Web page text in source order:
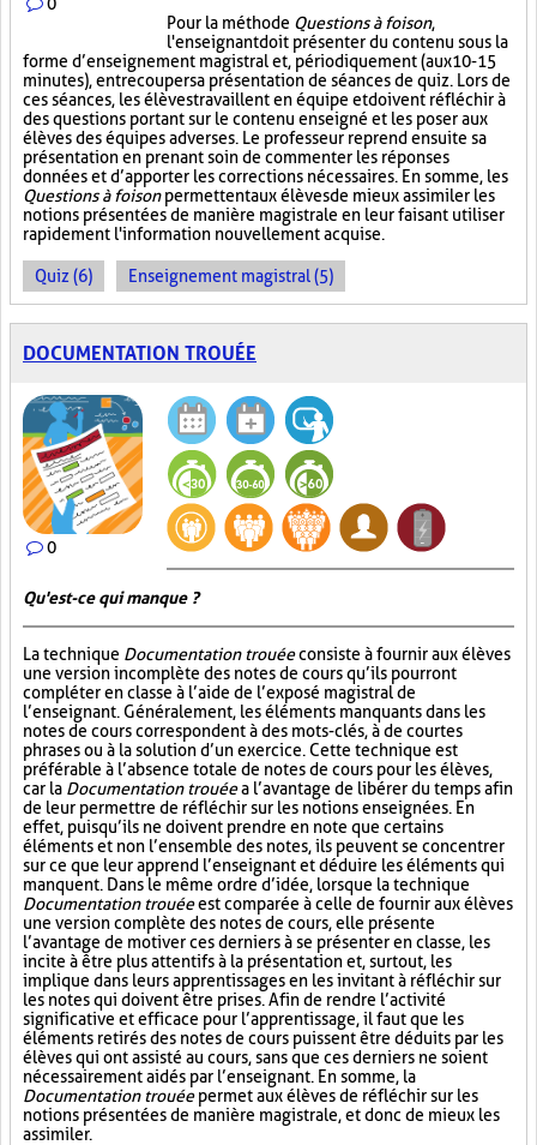
Pour la méthode Questions à foison,
l'enseignant doit présenter du contenu sous la
forme d’enseignement magistral et, périodiquement (aux 10-15
minutes), entrecouper sa présentation de séances de quiz. Lors de
ces séances, les élèves travaillent en équipe et doivent réfléchir à
des questions portant sur le contenu enseigné et les poser aux
élèves des équipes adverses. Le professeur reprend ensuite sa
présentation en prenant soin de commenter les réponses
données et d’apporter les corrections nécessaires. En somme, les
Questions à foisonpermettent aux élèves de mieux assimiler les
notions présentées de manière magistrale en leur faisant utiliser
rapidement l'information nouvellement acquise.
Quiz (6) Enseignement magistral (5)
DOCUMENTATION TROUÉE
0
Qu'est-ce qui manque ?
La technique Documentation trouéeconsiste à fournir aux élèves
une version incomplète des notes de cours qu’ils pourront
compléter en classe à l’aide de l’exposé magistral de
l’enseignant. Généralement, les éléments manquants dans les
notes de cours correspondent à des mots-clés, à de courtes
phrases ou à la solution d’un exercice. Cette technique est
préférable à l’absence totale de notes de cours pour les élèves,
car la Documentation trouéea l’avantage de libérer du temps afin
de leur permettre de réfléchir sur les notions enseignées. En
effet, puisqu’ils ne doivent prendre en note que certains
éléments et non l’ensemble des notes, ils peuvent se concentrer
sur ce que leur apprend l’enseignant et déduire les éléments qui
manquent. Dans le même ordre d’idée, lorsque la technique
Documentation trouéeest comparée à celle de fournir aux élèves
une version complète des notes de cours, elle présente
l’avantage de motiver ces derniers à se présenter en classe, les
incite à être plus attentifs à la présentation et, surtout, les
implique dans leurs apprentissages en les invitant à réfléchir sur
les notes qui doivent être prises. Afin de rendre l’activité
significative et efficace pour l’apprentissage, il faut que les
éléments retirés des notes de cours puissent être déduits par les
élèves qui ont assisté au cours, sans que ces derniers ne soient
nécessairement aidés par l’enseignant. En somme, la
Documentation trouéepermet aux élèves de réfléchir sur les
notions présentées de manière magistrale, et donc de mieux les
assimiler.